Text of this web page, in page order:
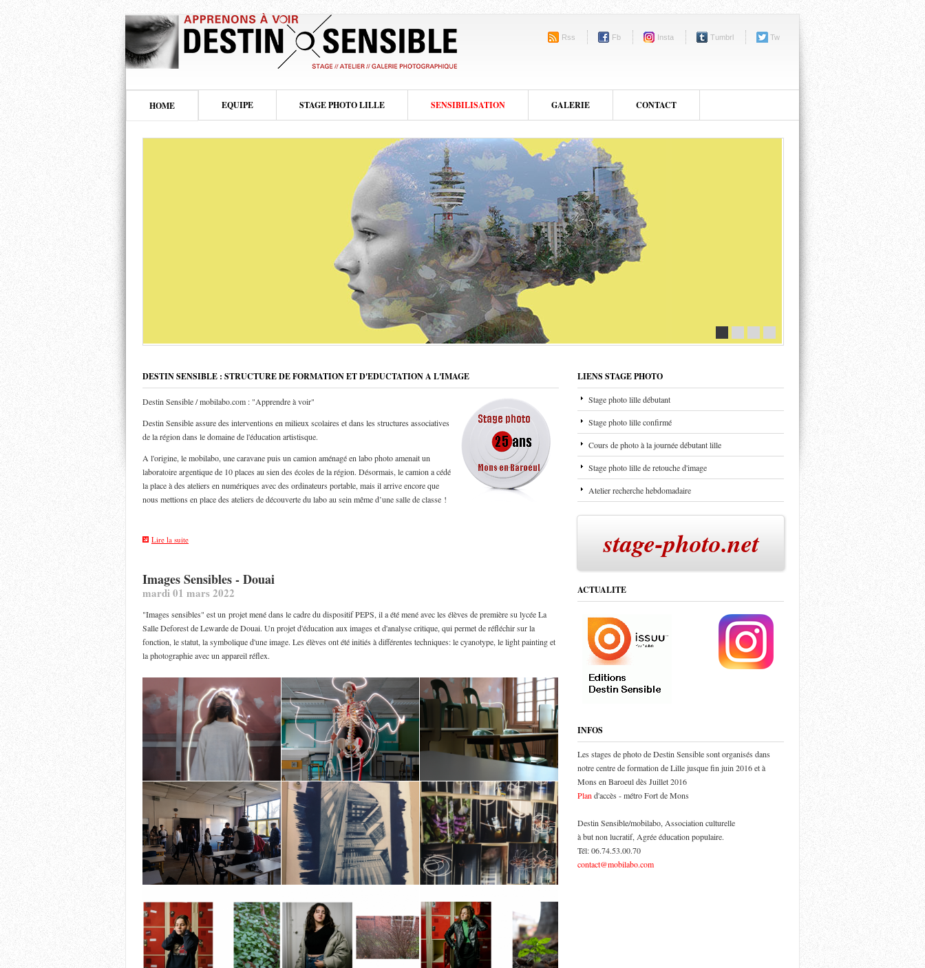
Rss Fb Insta Tumbrl Tw
HOME EQUIPE STAGE PHOTO LILLE SENSIBILISATION GALERIE CONTACT
DESTIN SENSIBLE : STRUCTURE DE FORMATION ET D'EDUCTATION A L'IMAGE
Destin Sensible / mobilabo.com : "Apprendre à voir"
Destin Sensible assure des interventions en milieux scolaires et dans les structures associatives
de la région dans le domaine de l'éducation artistisque.
A l'origine, le mobilabo, une caravane puis un camion aménagé en labo photo amenait un
laboratoire argentique de 10 places au sien des écoles de la région. Désormais, le camion a cédé
la place à des ateliers en numériques avec des ordinateurs portable, mais il arrive encore que
nous mettions en place des ateliers de découverte du labo au sein même d’une salle de classe !
Lire la suite
Images Sensibles - Douai
mardi 01 mars 2022
"Images sensibles" est un projet mené dans le cadre du dispositif PEPS, il a été mené avec les élèves de première su lycée La
Salle Deforest de Lewarde de Douai. Un projet d'éducation aux images et d'analyse critique, qui permet de réfléchir sur la
fonction, le statut, la symbolique d'une image. Les élèves ont été initiés à différentes techniques: le cyanotype, le light painting et
la photographie avec un appareil réflex.
LIENS STAGE PHOTO
Stage photo lille débutant
Stage photo lille confirmé
Cours de photo à la journée débutant lille
Stage photo lille de retouche d'image
Atelier recherche hebdomadaire
stage-photo.net
ACTUALITE
INFOS
Les stages de photo de Destin Sensible sont organisés dans
notre centre de formation de Lille jusque fin juin 2016 et à
Mons en Baroeul dès Juillet 2016
Plan d'accès - métro Fort de Mons
Destin Sensible/mobilabo, Association culturelle
à but non lucratif, Agrée éducation populaire.
Tél: 06.74.53.00.70
contact@mobilabo.com